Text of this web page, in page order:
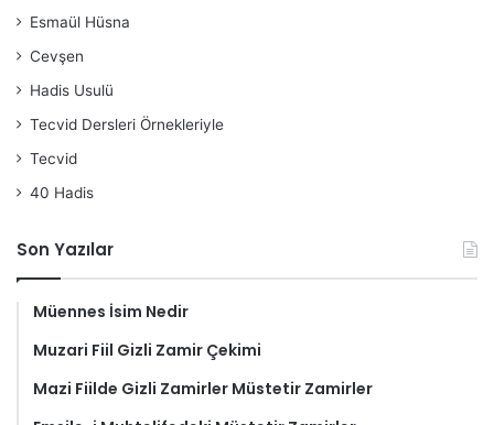
Esmaül Hüsna
Cevşen
Hadis Usulü
Tecvid Dersleri Örnekleriyle
Tecvid
40 Hadis
Son Yazılar
Müennes İsim Nedir
Muzari Fiil Gizli Zamir Çekimi
Mazi Fiilde Gizli Zamirler Müstetir Zamirler